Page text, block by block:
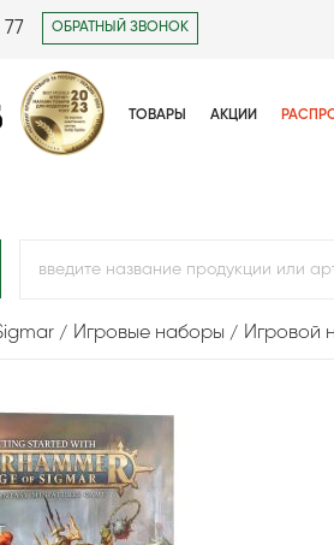
77 ОБРАТНЫЙ ЗВОНОК
ТОВАРЫ АКЦИИ
Игровые наборы Игровой